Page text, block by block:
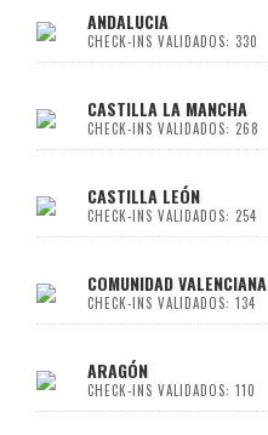
ANDALUCIA
CHECK-INS VALIDADOS: 330
CASTILLA LA MANCHA
CHECK-INS VALIDADOS: 268
CASTILLA LEÓN
CHECK-INS VALIDADOS: 254
COMUNIDAD VALENCIANA
CHECK-INS VALIDADOS: 134
ARAGÓN
CHECK-INS VALIDADOS: 110